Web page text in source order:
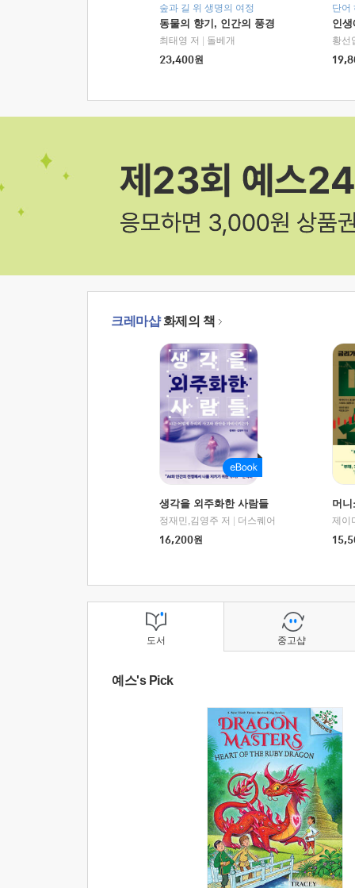
숲과 길 위 생명의 여정
동물의 향기, 인간의 풍경
최태영 저
돌베개
23,400원
단어
인
황선
크레마샵화제의 책
생각을 외주화한 사람들
정재민,김영주 저
더스퀘어
16,200원
머
도서
예스's Pick
중고샵